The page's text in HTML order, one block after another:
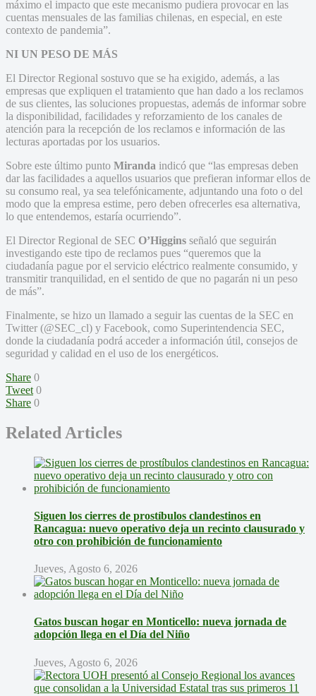
máximo el impacto que este mecanismo pudiera provocar en las
cuentas mensuales de las familias chilenas, en especial, en este
contexto de pandemia”.
NI UN PESO DE MÁS
El Director Regional sostuvo que se ha exigido, además, a las
empresas que expliquen el tratamiento que han dado a los reclamos
de sus clientes, las soluciones propuestas, además de informar sobre
la disponibilidad, facilidades y reforzamiento de los canales de
atención para la recepción de los reclamos e información de las
lecturas aportadas por los usuarios.
Sobre este último punto Miranda indicó que “las empresas deben
dar las facilidades a aquellos usuarios que prefieran informar ellos de
su consumo real, ya sea telefónicamente, adjuntando una foto o del
modo que la empresa estime, pero deben ofrecerles esa alternativa,
lo que entendemos, estaría ocurriendo”.
El Director Regional de SEC O’Higgins señaló que seguirán
investigando este tipo de reclamos pues “queremos que la
ciudadanía pague por el servicio eléctrico realmente consumido, y
transmitir tranquilidad, en el sentido de que no pagarán ni un peso
de más”.
Finalmente, se hizo un llamado a seguir las cuentas de la SEC en
Twitter (@SEC_cl) y Facebook, como Superintendencia SEC,
donde la ciudadanía podrá acceder a información útil, consejos de
seguridad y calidad en el uso de los energéticos.
Share 0
Tweet 0
Share 0
Related Articles
Siguen los cierres de prostíbulos clandestinos en
Rancagua: nuevo operativo deja un recinto clausurado y
otro con prohibición de funcionamiento
Jueves, Agosto 6, 2026
Gatos buscan hogar en Monticello: nueva jornada de
adopción llega en el Día del Niño
Jueves, Agosto 6, 2026